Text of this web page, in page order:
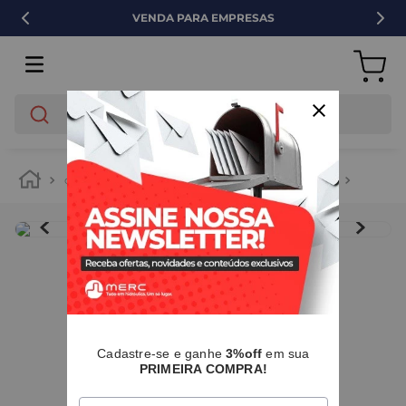
VENDA PARA EMPRESAS
O que você está buscando?
cozinha e lavanderia torneiras e misturadores
IMAGENS MERAMENTE ILUSTRATIVAS
Cadastre-se e ganhe3%off em sua
PRIMEIRA COMPRA!